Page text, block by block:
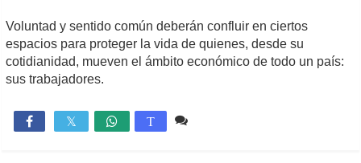
Voluntad y sentido común deberán confluir en ciertos
espacios para proteger la vida de quienes, desde su
cotidianidad, mueven el ámbito económico de todo un país:
sus trabajadores.
 T